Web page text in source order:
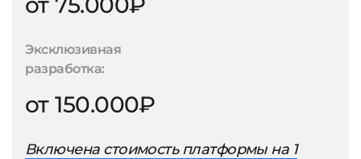
Эксклюзивная
разработка:
от 150.000₽
Включена стоимость платформы на 1